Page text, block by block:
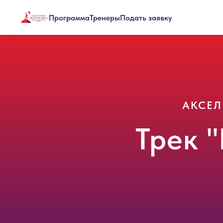
ПрограммаТренерыПодать заявку
Трек